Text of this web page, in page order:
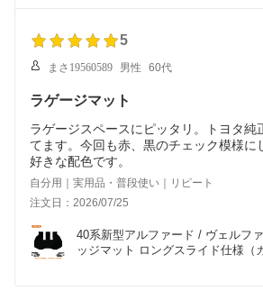
5
まさ19560589 男性 60代
ラゲージマット
ラゲージスペースにピッタリ。トヨタ純
てます。今回も赤、黒のチェック模様に
好きな配色です。
自分用｜実用品・普段使い｜リピート
注文日：2026/07/25
40系新型アルファード / ヴェルフ
ッジマット ロングスライド仕様（